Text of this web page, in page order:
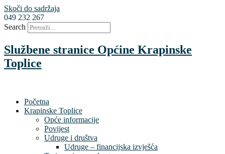
Skoči do sadržaja
049 232 267
Search
Službene stranice Općine Krapinske
Toplice
Početna
Krapinske Toplice
Opće informacije
Povijest
Udruge i društva
Udruge – financijska izvješća